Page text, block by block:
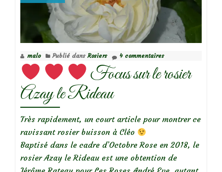
sur
le
rosier
Yen
Baï
malo Publié dans Rosiers 4 commentaires
Focus sur le rosier
Azay le Rideau
Très rapidement, un court article pour montrer ce
ravissant rosier buisson à Cléo
Baptisé dans le cadre d’Octobre Rose en 2018, le
rosier Azay le Rideau est une obtention de